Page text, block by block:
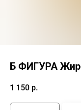
Б ФИГУРА
1 150 р.